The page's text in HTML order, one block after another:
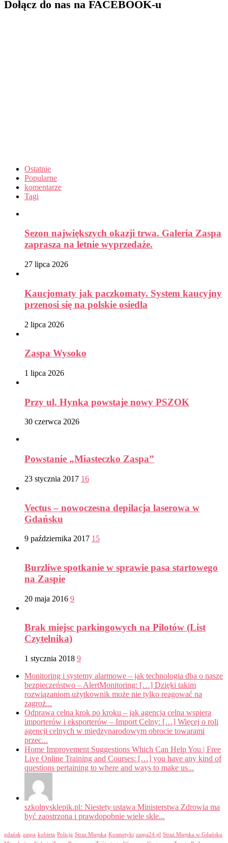
Dołącz do nas na FACEBOOK-u
Ostatnie
Popularne
komentarze
Tagi
Sezon największych okazji trwa. Galeria Zaspa
zaprasza na letnie wyprzedaże.
27 lipca 2026
Kaucjomaty jak paczkomaty. System kaucyjny
przenosi się na polskie osiedla
2 lipca 2026
Zaspa Wysoko
1 lipca 2026
Przy ul. Hynka powstaje nowy PSZOK
30 czerwca 2026
Powstanie „Miasteczko Zaspa”
23 stycznia 2017 16
Vectus – nowoczesna depilacja laserowa w
Gdańsku
9 października 2017 15
Burzliwe spotkanie w sprawie pasa startowego
na Zaspie
20 maja 2016 9
Brak miejsc parkingowych na Pilotów (List
Czytelnika)
1 stycznia 2018 9
Monitoring i systemy alarmowe – jak technologia dba o nasze
bezpieczeństwo – AlertMonitoring: […] Dzięki takim
rozwiązaniom użytkownik może nie tylko reagować na
zagroż...
Odprawa celna krok po kroku – jak agencja celna wspiera
importerów i eksporterów – Import Celny: […] Więcej o roli
agencji celnych w międzynarodowym obrocie towarami
przec...
Home Improvement Suggestions Which Can Help You | Free
Live Online Training and Courses: […] you have any kind of
questions pertaining to where and ways to make us...
szkolnysklepik.pl: Niestety ustawa Ministerstwa Zdrowia ma
być zaostrzona i prawdopobnie wiele skle...
gdańsk zaspa kobieta Policja Straz Miejska Kosmetyki zaspa24.pl Straż Miejska w Gdańsku